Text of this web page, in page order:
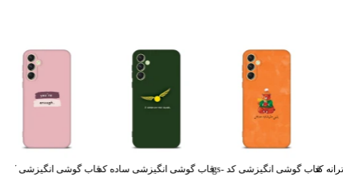
کد
قاب گوشی انگیزشی کد gs-قاب گوشی انگیزشی ساده کد